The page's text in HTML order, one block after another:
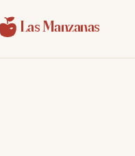
Las Manzanas